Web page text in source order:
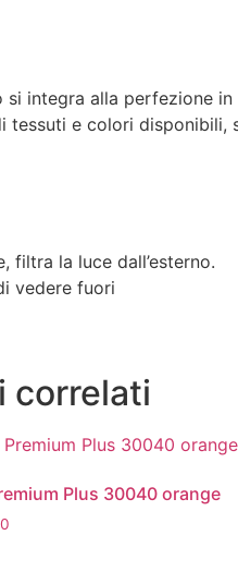
si integra alla perfezione
tessuti e colori disponibili,
filtra la luce dall’esterno.
vedere fuori
correlati
Plus 30040 orange